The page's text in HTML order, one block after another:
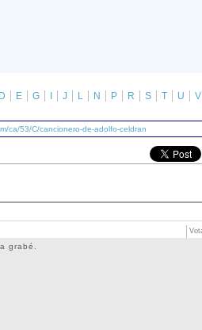
D E G J L N P R S T U V
ca/53/C/cancionero-de-adolfo-celdran
grabé.